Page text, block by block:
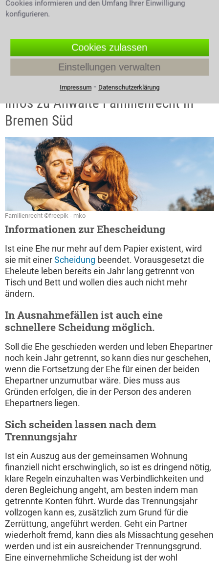
während einer Trennung? Wie werden
3.9 /5(511 Bewertungen)
Infos zu Anwälte Familienrecht in
Bremen Süd
Familienrecht ©freepik - mko
Informationen zur Ehescheidung
Ist eine Ehe nur mehr auf dem Papier existent, wird
sie mit einerScheidung beendet. Vorausgesetzt die
Eheleute leben bereits ein Jahr lang getrennt von
Tisch und Bett und wollen dies auch nicht mehr
ändern.
In Ausnahmefällen ist auch eine
schnellere Scheidung möglich.
Soll die Ehe geschieden werden und leben Ehepartner
noch kein Jahr getrennt, so kann dies nur geschehen,
wenn die Fortsetzung der Ehe für einen der beiden
Ehepartner unzumutbar wäre. Dies muss aus
Gründen erfolgen, die in der Person des anderen
Ehepartners liegen.
Sich scheiden lassen nach dem
Trennungsjahr
Ist ein Auszug aus der gemeinsamen Wohnung
finanziell nicht erschwinglich, so ist es dringend nötig,
klare Regeln einzuhalten was Verbindlichkeiten und
deren Begleichung angeht, am besten indem man
getrennte Konten führt. Wurde das Trennungsjahr
vollzogen kann es, zusätzlich zum Grund für die
Zerrüttung, angeführt werden. Geht ein Partner
wiederholt fremd, kann dies als Missachtung gesehen
werden und ist ein ausreichender Trennungsgrund.
Eine einvernehmliche Scheidung ist der wohl
Cookies informieren und den Umfang Ihrer Einwilligung
konfigurieren.
Cookies zulassen
Einstellungen verwalten
Impressum⁃ Datenschutzerklärung